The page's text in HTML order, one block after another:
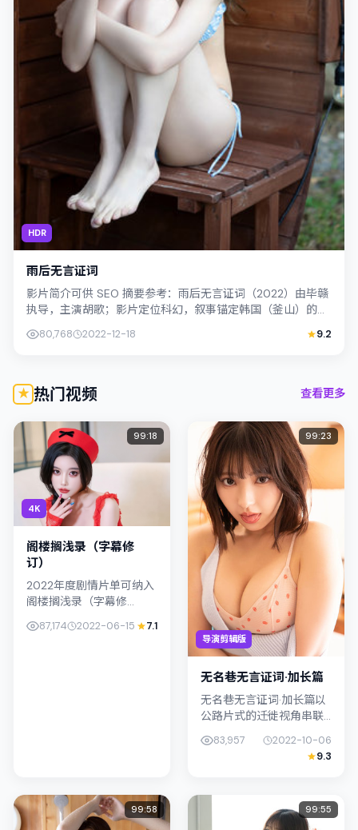
HDR
雨后无言证词
影片简介可供 SEO 摘要参考：雨后无言证词（2022）由毕赣
执导，主演胡歌；影片定位科幻，叙事锚定韩国（釜山）的社
80,768 2022-12-18 9.2
热门视频 查看更多
4K
99:18
阁楼搁浅录（字幕修
订）
2022年度剧情片单可纳入
阁楼搁浅录（字幕修
对准中国台湾的中产困
87,174 2022-06-15 7.1
导演剪辑版
99:23
无名巷无言证词·加长篇
无名巷无言证词·加长篇以
公路片式的迁徙视角串联
钟孟宏强调纪实气质与留
白美学，金惠秀的表演在
正在查找中...
83,957
2022-10-06
9.3
99:58 99:55